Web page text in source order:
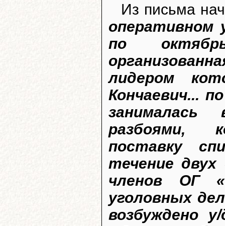
Из письма
оперативном
по
лидером
Кончаевич...
занималась
разбоями,
поставку
течение
членов ОГ
уголовных
возбуждено